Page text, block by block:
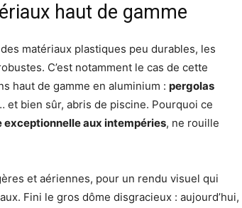
haut de gamme
matériaux plastiques peu durables, les
C’est notamment le cas de cette
haut de gamme en aluminium : pergolas
et bien sûr, abris de piscine. Pourquoi ce
exceptionnelle aux intempéries, ne rouille
et aériennes, pour un rendu visuel qui
Fini le gros dôme disgracieux : aujourd’hui,